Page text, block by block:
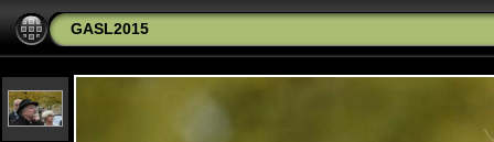
GASL2015